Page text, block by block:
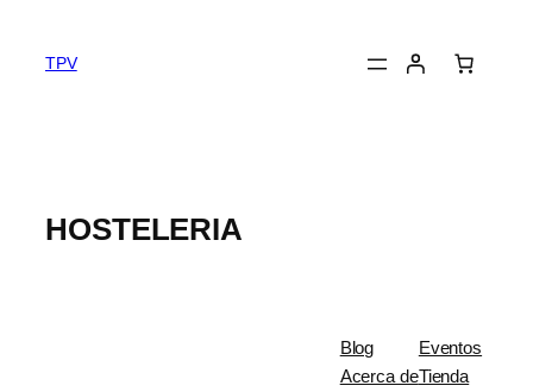
TPV
HOSTELERIA
Blog
Acerca de
Eventos
Tienda